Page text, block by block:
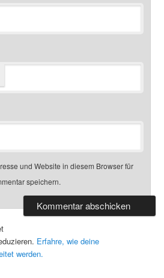
und Website in diesem Browser für
speichern.
Erfahre, wie deine
werden.